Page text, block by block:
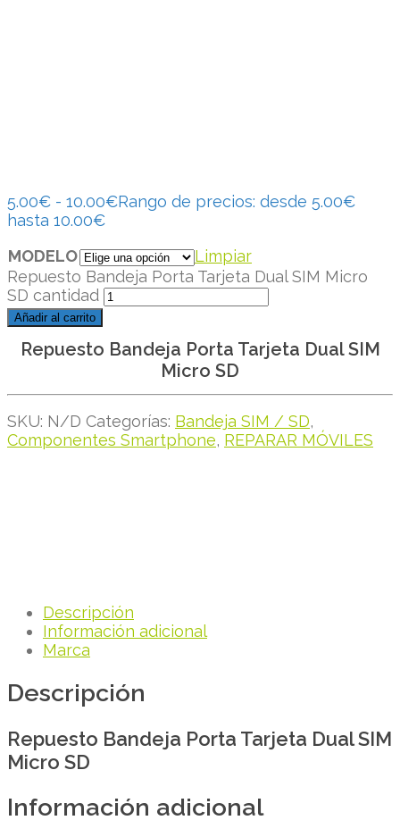
5.00€ - 10.00€Rango de precios: desde 5.00€
hasta 10.00€
MODELO
Limpiar
Repuesto Bandeja Porta Tarjeta Dual SIM Micro
SD cantidad
Añadir al carrito
Repuesto Bandeja Porta Tarjeta Dual SIM
Micro SD
SKU: N/D Categorías: Bandeja SIM / SD,
Componentes Smartphone, REPARAR MÓVILES
Descripción
Información adicional
Marca
Descripción
Repuesto Bandeja Porta Tarjeta Dual SIM
Micro SD
Información adicional